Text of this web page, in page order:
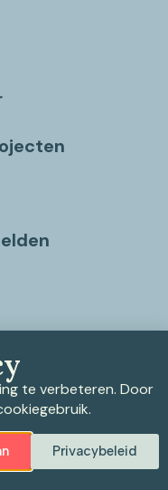
te verbeteren. Door
Privacybeleid